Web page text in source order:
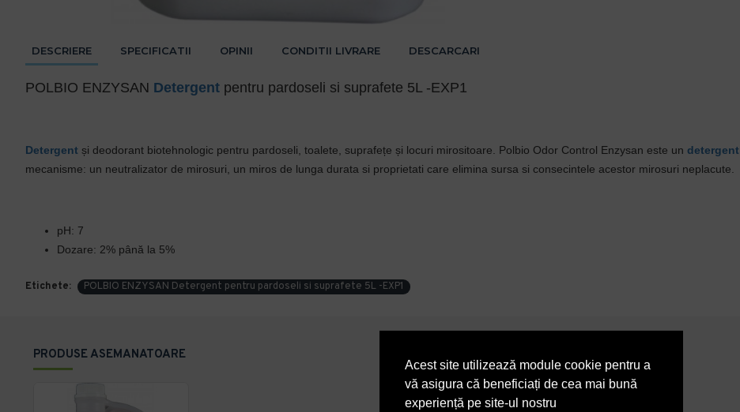
Acest site utilizează module cookie pentru a
vă asigura că beneficiați de cea mai bună
experiență pe site-ul nostru
DESCRIERE SPECIFICATII OPINII CONDITII LIVRARE DESCARCARI
POLBIO ENZYSAN Detergent pentru pardoseli si suprafete 5L -EXP1
Detergent și deodorant biotehnologic pentru pardoseli, toalete, suprafețe și locuri mirositoare. Polbio Odor Control Enzysan este un detergent
mecanisme: un neutralizator de mirosuri, un miros de lunga durata si proprietati care elimina sursa si consecintele acestor mirosuri neplacute.
pH: 7
Dozare: 2% până la 5%
Etichete: POLBIO ENZYSAN Detergent pentru pardoseli si suprafete 5L -EXP1
PRODUSE ASEMANATOARE